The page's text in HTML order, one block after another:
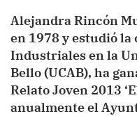
Alejandra Rincón
en 1978 y estudió
Industriales en la
Bello (UCAB), ha
Relato Joven 2013
anualmente el